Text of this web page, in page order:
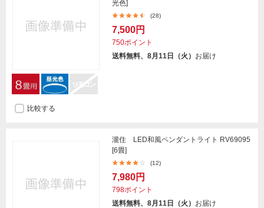
光色]
(28)
7,500円
750ポイント
送料無料、8月11日（火） お届け
比較する
瀧住 LED和風ペンダントライト RV69095
[6畳]
(12)
7,980円
798ポイント
送料無料、8月11日（火） お届け